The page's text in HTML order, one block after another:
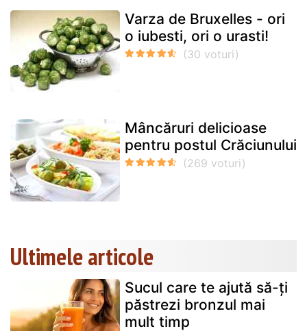
Varza de Bruxelles - ori
o iubesti, ori o urasti!
Mâncăruri delicioase
pentru postul Crăciunului
Ultimele articole
Sucul care te ajută să-ți
păstrezi bronzul mai
mult timp